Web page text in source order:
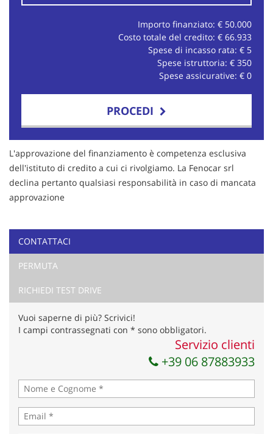
Importo finanziato: € 50.000
Costo totale del credito: € 66.933
Spese di incasso rata: € 5
Spese istruttoria: € 350
Spese assicurative: € 0
PROCEDI
Contattaci
l'informativa privacy*
marketing
L'approvazione del finanziamento è competenza esclusiva
dell'istituto di credito a cui ci rivolgiamo. La Fenocar srl
declina pertanto qualsiasi responsabilità in caso di mancata
approvazione
CONTATTACI
PERMUTA
RICHIEDI TEST DRIVE
Vuoi saperne di più? Scrivici!
I campi contrassegnati con * sono obbligatori.
Servizio clienti
+39 06 87883933